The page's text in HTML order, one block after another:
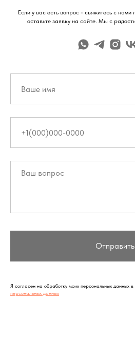
Если у вас есть вопрос - свяжитесь с
оставьте заявку на сайте. Мы с
Отправить
Я согласен на обработку моих персональных данных в
персональных данных